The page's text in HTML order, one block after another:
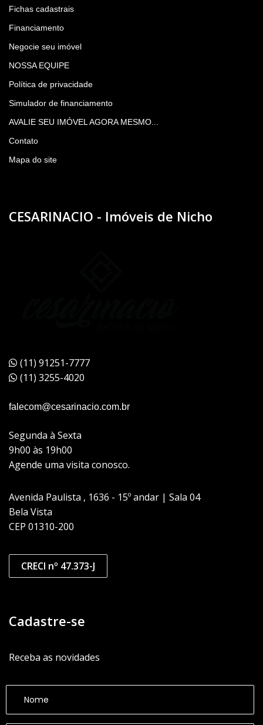
Fichas cadastrais
Financiamento
Negocie seu imóvel
NOSSA EQUIPE
Política de privacidade
Simulador de financiamento
AVALIE SEU IMÓVEL AGORA MESMO...
Contato
Mapa do site
CESARINACIO - Imóveis de Nicho
(11) 91251-7777
(11) 3255-4020
falecom@cesarinacio.com.br
Segunda à Sexta
9h00 às 19h00
Agende uma visita conosco.
Avenida Paulista , 1636 - 15º andar | Sala 04
Bela Vista
CEP 01310-200
CRECI nº 47.373-J
Cadastre-se
Receba as novidades